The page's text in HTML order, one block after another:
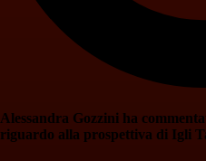
Alessandra Gozzini ha
riguardo alla prospettiva di Igli